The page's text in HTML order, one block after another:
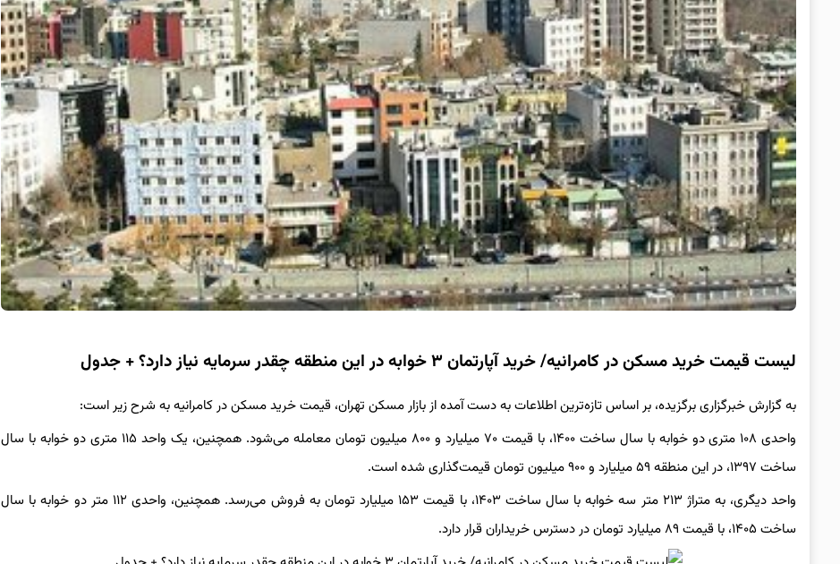
لیست قیمت خرید مسکن در کامرانیه/ خرید آپارتمان ۳ خوابه در این منطقه چقدر سرمایه نیاز دارد؟ + جدول
به گزارش خبرگزاری برگزیده، بر اساس تازه‌ترین اطلاعات به دست آمده از بازار مسکن تهران، قیمت خرید مسکن در کامرانیه به شرح زیر است:
واحدی ۱۰۸ متری دو خوابه با سال ساخت ۱۴۰۰، با قیمت ۷۰ میلیارد و ۸۰۰ میلیون تومان معامله می‌شود. همچنین، یک واحد ۱۱۵ متری دو خوابه با سال
ساخت ۱۳۹۷، در این منطقه ۵۹ میلیارد و ۹۰۰ میلیون تومان قیمت‌گذاری شده است.
واحد دیگری، به متراژ ۲۱۳ متر سه خوابه با سال ساخت ۱۴۰۳، با قیمت ۱۵۳ میلیارد تومان به فروش می‌رسد. همچنین، واحدی ۱۱۲ متر دو خوابه با سال
ساخت ۱۴۰۵، با قیمت ۸۹ میلیارد تومان در دسترس خریداران قرار دارد.